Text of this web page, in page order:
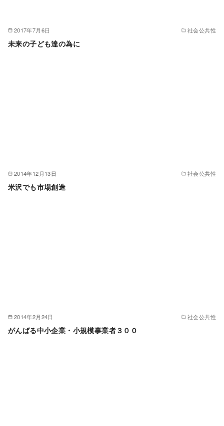
2017年7月6日 社会公共性
未来の子ども達の為に
2014年12月13日 社会公共性
米沢でも市場創造
2014年2月24日 社会公共性
がんばる中小企業・小規模事業者３００